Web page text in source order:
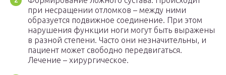
при несращении отломков – между ними
образуется подвижное соединение. При этом
нарушения функции ноги могут быть выражены
в разной степени. Часто они незначительны, и
пациент может свободно передвигаться.
Лечение – хирургическое.